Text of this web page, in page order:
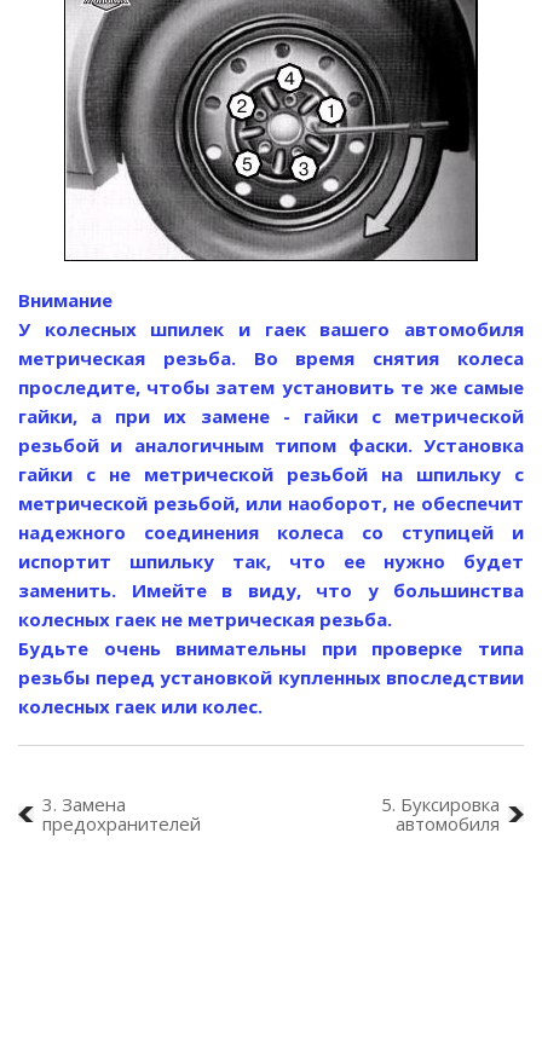
Внимание
У колесных шпилек и гаек вашего автомобиля
метрическая резьба. Во время снятия колеса
проследите, чтобы затем установить те же самые
гайки, а при их замене - гайки с метрической
резьбой и аналогичным типом фаски. Установка
гайки с не метрической резьбой на шпильку с
метрической резьбой, или наоборот, не обеспечит
надежного соединения колеса со ступицей и
испортит шпильку так, что ее нужно будет
заменить. Имейте в виду, что у большинства
колесных гаек не метрическая резьба.
Будьте очень внимательны при проверке типа
резьбы перед установкой купленных впоследствии
колесных гаек или колес.
3. Замена
предохранителей
5. Буксировка
автомобиля